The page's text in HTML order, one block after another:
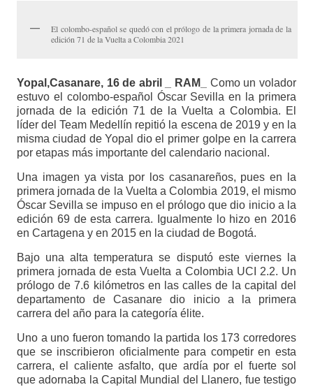
El colombo-español se quedó con el prólogo de la primera jornada de la
edición 71 de la Vuelta a Colombia 2021
Yopal,Casanare, 16 de abril _ RAM_ Como un volador
estuvo el colombo-español Óscar Sevilla en la primera
jornada de la edición 71 de la Vuelta a Colombia. El
líder del Team Medellín repitió la escena de 2019 y en la
misma ciudad de Yopal dio el primer golpe en la carrera
por etapas más importante del calendario nacional.
Una imagen ya vista por los casanareños, pues en la
primera jornada de la Vuelta a Colombia 2019, el mismo
Óscar Sevilla se impuso en el prólogo que dio inicio a la
edición 69 de esta carrera. Igualmente lo hizo en 2016
en Cartagena y en 2015 en la ciudad de Bogotá.
Bajo una alta temperatura se disputó este viernes la
primera jornada de esta Vuelta a Colombia UCI 2.2. Un
prólogo de 7.6 kilómetros en las calles de la capital del
departamento de Casanare dio inicio a la primera
carrera del año para la categoría élite.
Uno a uno fueron tomando la partida los 173 corredores
que se inscribieron oficialmente para competir en esta
carrera, el caliente asfalto, que ardía por el fuerte sol
que adornaba la Capital Mundial del Llanero, fue testigo